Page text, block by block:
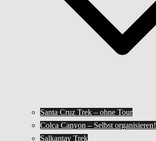
Santa Cruz Trek – ohne Tour
Colca Canyon – Selbst organisieren!
Salkantay Trek